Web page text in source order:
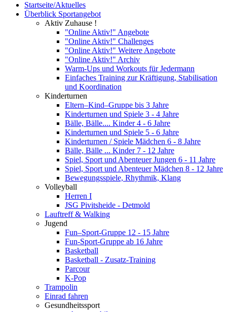
Startseite/Aktuelles
Überblick Sportangebot
Aktiv Zuhause !
"Online Aktiv!" Angebote
"Online Aktiv!" Challenges
"Online Aktiv!" Weitere Angebote
"Online Aktiv!" Archiv
Warm-Ups und Workouts für Jedermann
Einfaches Training zur Kräftigung, Stabilisation
und Koordination
Kinderturnen
Eltern–Kind–Gruppe bis 3 Jahre
Kinderturnen und Spiele 3 - 4 Jahre
Bälle, Bälle.... Kinder 4 - 6 Jahre
Kinderturnen und Spiele 5 - 6 Jahre
Kinderturnen / Spiele Mädchen 6 - 8 Jahre
Bälle, Bälle ... Kinder 7 - 12 Jahre
Spiel, Sport und Abenteuer Jungen 6 - 11 Jahre
Spiel, Sport und Abenteuer Mädchen 8 - 12 Jahre
Bewegungsspiele, Rhythmik, Klang
Volleyball
Herren I
JSG Pivitsheide - Detmold
Lauftreff & Walking
Jugend
Fun–Sport-Gruppe 12 - 15 Jahre
Fun-Sport-Gruppe ab 16 Jahre
Basketball
Basketball - Zusatz-Training
Parcour
K-Pop
Trampolin
Einrad fahren
Gesundheitssport